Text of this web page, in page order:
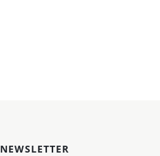
NEWSLETTER